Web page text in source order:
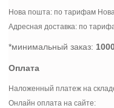
Нова пошта: по тарифам
Адресная доставка: по
*минимальный заказ:
Оплата
Наложенный платеж на
Онлайн оплата на сайте: